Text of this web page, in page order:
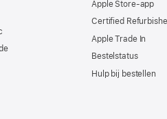
Apple Store-app
Certified
Apple Trade In
Bestelstatus
Hulp bij bestellen